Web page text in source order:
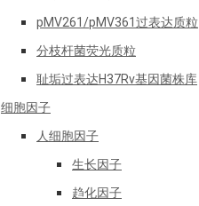
pMV261/pMV361过表达质粒
分枝杆菌荧光质粒
耻垢过表达H37Rv基因菌株库
细胞因子
人细胞因子
生长因子
趋化因子